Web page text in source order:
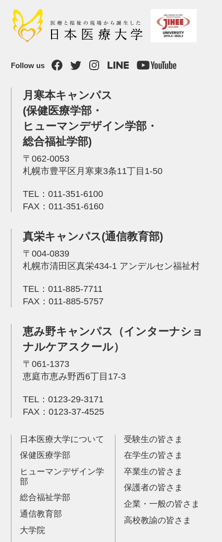
Follow us
月寒本キャンパス
(保健医療学部・
ヒューマンデザイン学部・
総合福祉学部)
〒062-0053
札幌市豊平区月寒東3条11丁目1-50
TEL： 011-351-6100
FAX：011-351-6160
真栄キャンパス(通信教育部)
〒004-0839
札幌市清田区真栄434-1 アンデルセン福祉村
TEL： 011-885-7711
FAX：011-885-5757
恵み野キャンパス（インターナショ
ナルケアスクール）
〒061-1373
恵庭市恵み野西6丁目17-3
TEL： 0123-29-3171
FAX：0123-37-4525
日本医療大学について
保健医療学部
ヒューマンデザイン学
部
総合福祉学部
通信教育部
大学院
受験生の皆さま
在学生の皆さま
卒業生の皆さま
保護者の皆さま
企業・一般の皆さま
高校教諭の皆さま